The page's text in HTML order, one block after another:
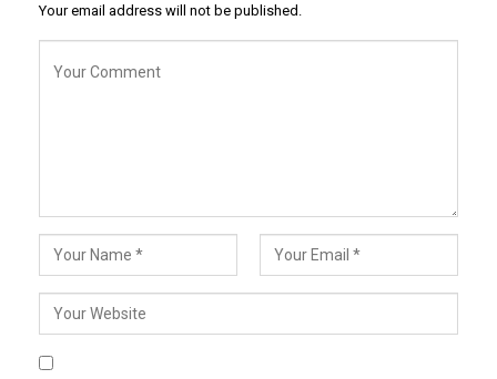
Your email address will not be published.